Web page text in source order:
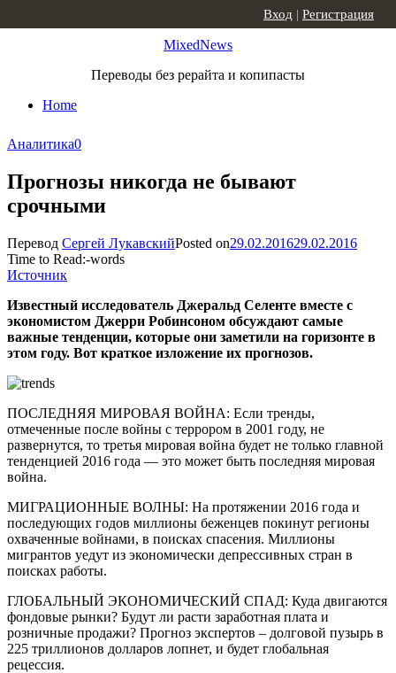
MixedNews
Переводы без рерайта и копипасты
Home
Вход | Регистрация
Аналитика0
Прогнозы никогда не бывают
срочными
Перевод Сергей ЛукавскийPosted on29.02.201629.02.2016
Time to Read:-words
Источник
Известный исследователь Джеральд Селенте вместе с
экономистом Джерри Робинсоном обсуждают самые
важные тенденции, которые они заметили на горизонте в
этом году. Вот краткое изложение их прогнозов.
ПОСЛЕДНЯЯ МИРОВАЯ ВОЙНА: Если тренды,
отмеченные после войны с террором в 2001 году, не
развернутся, то третья мировая война будет не только главной
тенденцией 2016 года — это может быть последняя мировая
война.
МИГРАЦИОННЫЕ ВОЛНЫ: На протяжении 2016 года и
последующих годов миллионы беженцев покинут регионы
охваченные войнами, в поисках спасения. Миллионы
мигрантов уедут из экономически депрессивных стран в
поисках работы.
ГЛОБАЛЬНЫЙ ЭКОНОМИЧЕСКИЙ СПАД: Куда двигаются
фондовые рынки? Будут ли расти заработная плата и
розничные продажи? Прогноз экспертов – долговой пузырь в
225 триллионов долларов лопнет, и будет глобальная
рецессия.